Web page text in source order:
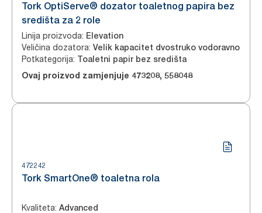
Tork OptiServe® dozator toaletnog papira bez
središta za 2 role
Linija proizvoda: Elevation
Veličina dozatora: Velik kapacitet dvostruko vodoravno
Potkategorija: Toaletni papir bez središta
Ovaj proizvod zamjenjuje 473208, 558048
472242
Tork SmartOne® toaletna rola
Kvaliteta: Advanced